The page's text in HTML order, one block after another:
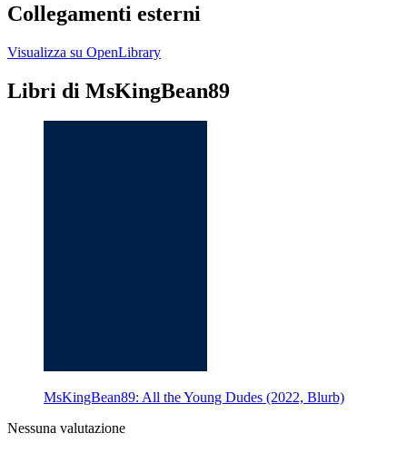
Collegamenti esterni
Visualizza su OpenLibrary
Libri di MsKingBean89
MsKingBean89: All the Young Dudes (2022, Blurb)
Nessuna valutazione